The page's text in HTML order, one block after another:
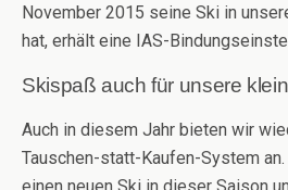
November 2015 seine Ski in
hat, erhält eine IAS-
Skispaß auch für unsere
Auch in diesem Jahr bieten wir
Tauschen-statt-Kaufen-System